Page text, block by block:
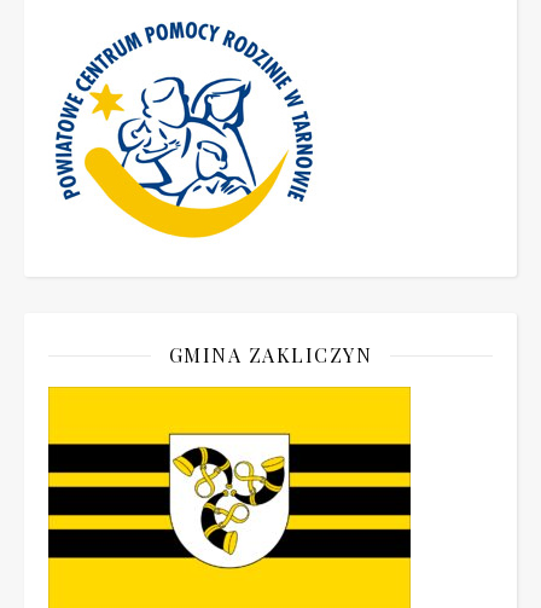
GMINA ZAKLICZYN